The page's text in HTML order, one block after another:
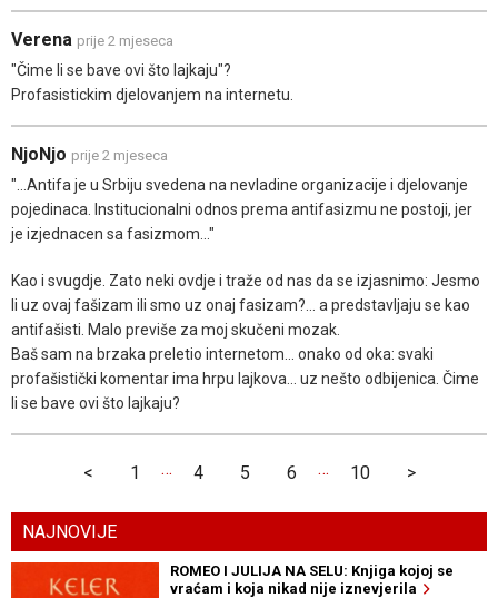
Verena prije 2 mjeseca
"Čime li se bave ovi što lajkaju"?
Profasistickim djelovanjem na internetu.
NjoNjo prije 2 mjeseca
"...Antifa je u Srbiju svedena na nevladine organizacije i djelovanje
pojedinaca. Institucionalni odnos prema antifasizmu ne postoji, jer
je izjednacen sa fasizmom..."
Kao i svugdje. Zato neki ovdje i traže od nas da se izjasnimo: Jesmo
li uz ovaj fašizam ili smo uz onaj fasizam?... a predstavljaju se kao
antifašisti. Malo previše za moj skučeni mozak.
Baš sam na brzaka preletio internetom... onako od oka: svaki
profašistički komentar ima hrpu lajkova... uz nešto odbijenica. Čime
li se bave ovi što lajkaju?
< 1 … 4 5 6 … 10 >
NAJNOVIJE
ROMEO I JULIJA NA SELU: Knjiga kojoj se
vraćam i koja nikad nije iznevjerila